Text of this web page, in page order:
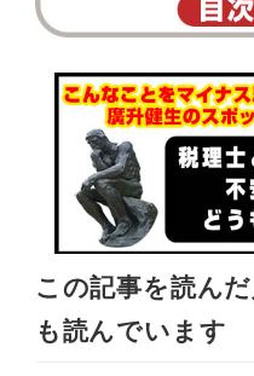
この記事を読ん
も読んでいます